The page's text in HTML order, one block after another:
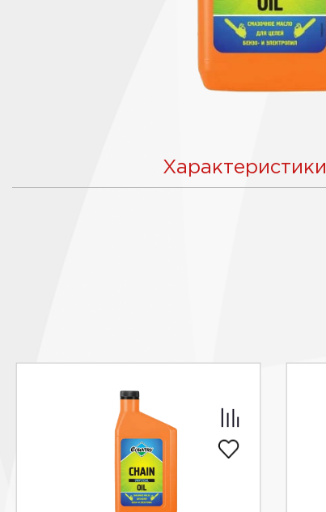
Характеристики